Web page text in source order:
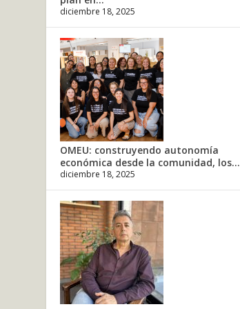
diciembre 18, 2025
OMEU: construyendo autonomía
económica desde la comunidad, los...
diciembre 18, 2025